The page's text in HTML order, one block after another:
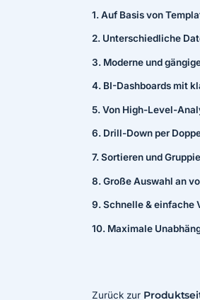
1. Auf Basis von
2. Unterschiedliche
3. Moderne und
4. BI-Dashboards mit
5. Von High-Level-
6. Drill-Down per
7. Sortieren und
8. Große Auswahl an
9. Schnelle & einfache
10. Maximale
Zurück zur